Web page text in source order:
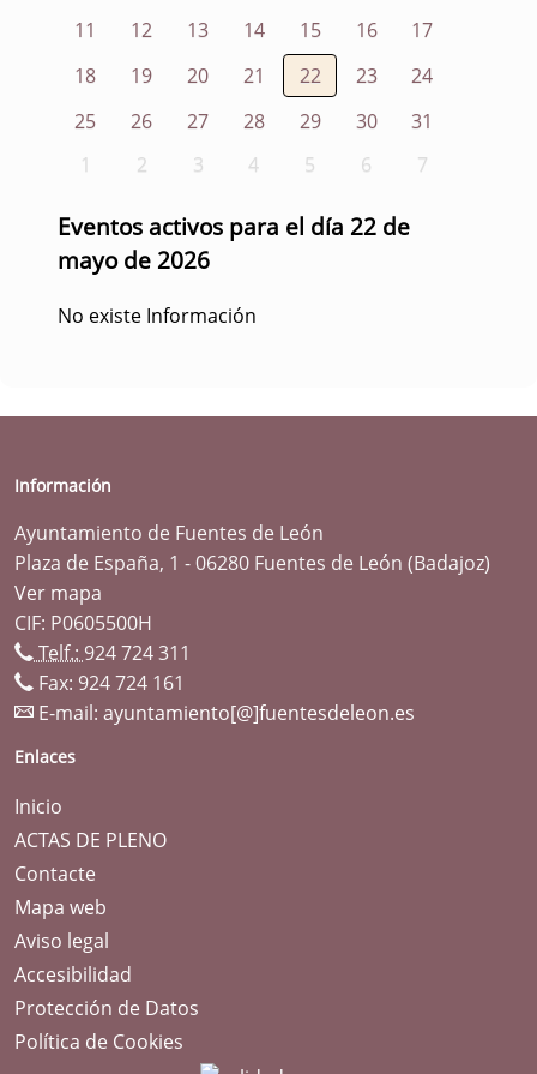
11
12 13 14 15 16
17
18
19 20 21 22 23
24
25
26 27 28 29 30
31
1
2 3 4 5 6 7
Eventos activos para el día 22 de
mayo de 2026
No existe Información
Información
Ayuntamiento de Fuentes de León
Plaza de España, 1 - 06280 Fuentes de León (Badajoz)
Ver mapa
CIF: P0605500H
Telf.: 924 724 311
Fax: 924 724 161
E-mail: ayuntamiento[@]fuentesdeleon.es
Enlaces
Inicio
ACTAS DE PLENO
Contacte
Mapa web
Aviso legal
Accesibilidad
Protección de Datos
Política de Cookies